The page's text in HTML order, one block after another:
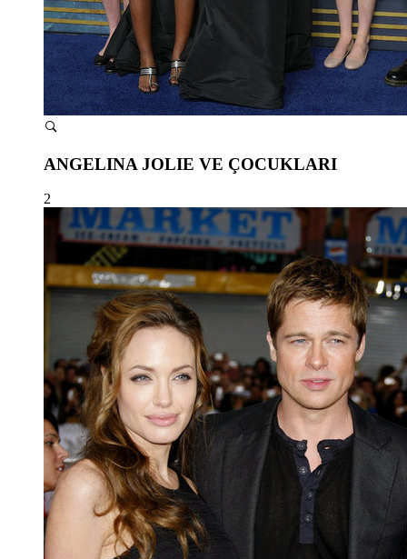
ANGELINA JOLIE VE ÇOCUKLARI
2